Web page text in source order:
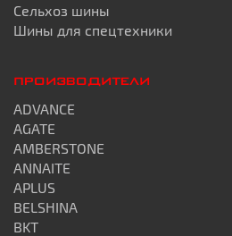
Сельхоз шины
Шины для спецтехники
ПРОИЗВОДИТЕЛИ
ADVANCE
AGATE
AMBERSTONE
ANNAITE
APLUS
BELSHINA
BKT